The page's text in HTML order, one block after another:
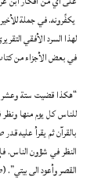
يكفِّرونه. في جملة
لهذا السرد الأفقي
في بعض الأجزاء من كتاب
“هكذا قضيت ستة
للناس كل يوم منها
بالقرآن ثم يقرأ عليه
النظر في شؤون الناس.
القصر وأعود الى بيتي”. (ص